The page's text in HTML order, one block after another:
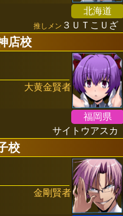
北海道
推しメン ３ＵＴこＵざ
店校
大黄金賢者
福岡県
サイトウアスカ
校
金剛賢者